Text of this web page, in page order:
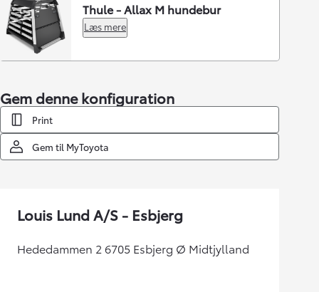
Thule - Allax M hundebur
Læs mere
Gem denne konfiguration
Print
Gem til MyToyota
Louis Lund A/S - Esbjerg
Hededammen 2 6705 Esbjerg Ø Midtjylland